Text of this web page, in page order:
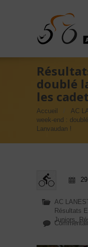
doublé
les
Accueil AC
week-end :
Lanvaudan !
AC
Résultats
Juniors,